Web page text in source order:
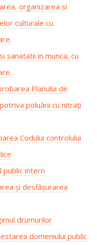
organizarea si
culturale cu
sanatatii in munca, cu
Planului de
poluării cu nitrați
Codului controlului
public intern
şi desfăşurarea
drumurilor
domeniului public